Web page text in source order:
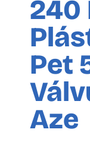
240
Pet
Aze